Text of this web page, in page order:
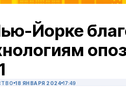
Йорке
18 ЯНВАРЯ 2024 17:49